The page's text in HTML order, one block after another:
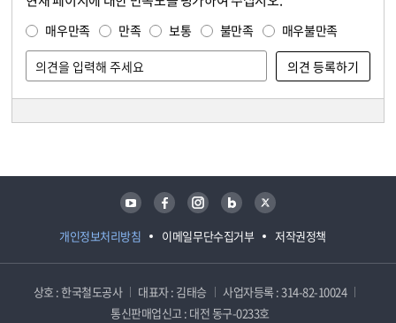
매우만족 만족 보통 불만족 매우불만족
개인정보처리방침 이메일무단수집거부 저작권정책
유튜브 페이스북 인스타그램 블로그 트위터
상호 : 한국철도공사 대표자 : 김태승
사업자등록 : 314-82-10024
통신판매업신고 : 대전 동구-0233호